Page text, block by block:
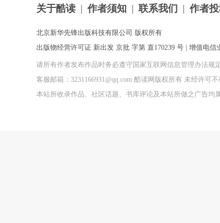
关于酷读 | 作者须知 | 联系我们 | 作者
北京新华先锋出版科技有限公司 版权所有
出版物经营许可证 新出发 京批 字第 直170239 号 | 增值电
请所有作者发布作品时务必遵守国家互联网信息管理办法
客服邮箱：3231166931@qq.com 酷读网版权所有 未经许可
本站所收录作品、社区话题、书库评论及本站所做之广告均